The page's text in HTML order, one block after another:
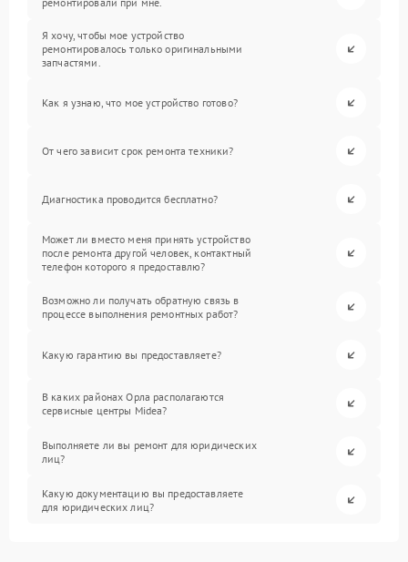
Я хочу, чтобы мое устройство
ремонтировалось только оригинальными
запчастями.
Как я узнаю, что мое устройство готово?
От чего зависит срок ремонта техники?
Диагностика проводится бесплатно?
Может ли вместо меня принять устройство
после ремонта другой человек, контактный
телефон которого я предоставлю?
Возможно ли получать обратную связь в
процессе выполнения ремонтных работ?
Какую гарантию вы предоставляете?
В каких районах Орла располагаются
сервисные центры Midea?
Выполняете ли вы ремонт для юридических
лиц?
Какую документацию вы предоставляете
для юридических лиц?